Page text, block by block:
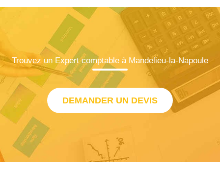
Trouvez un Expert comptable à Mandelieu-la-Napoule
DEMANDER UN DEVIS